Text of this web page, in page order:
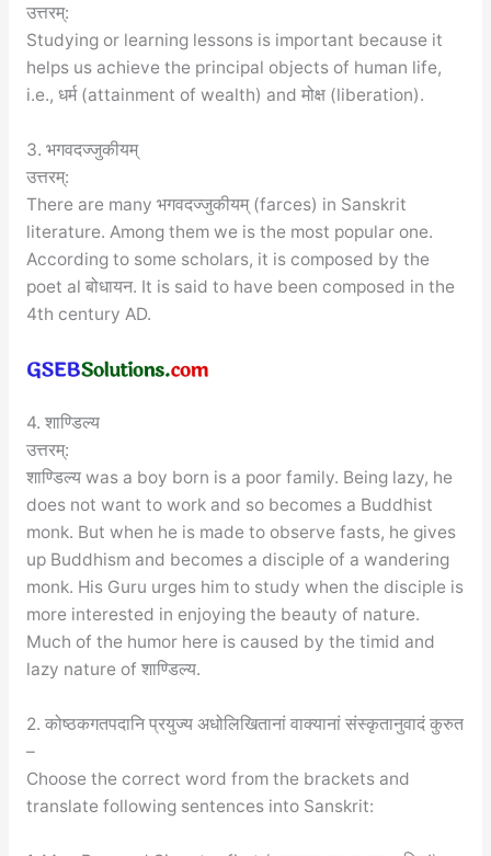
उत्तरम्:
Studying or learning lessons is important because it
helps us achieve the principal objects of human life,
i.e., धर्म (attainment of wealth) and मोक्ष (liberation).
3. भगवदज्जुकीयम्
उत्तरम्:
There are many भगवदज्जुकीयम् (farces) in Sanskrit
literature. Among them we is the most popular one.
According to some scholars, it is composed by the
poet al बोधायन. It is said to have been composed in the
4th century AD.
4. शाण्डिल्य
उत्तरम्:
शाण्डिल्य was a boy born is a poor family. Being lazy, he
does not want to work and so becomes a Buddhist
monk. But when he is made to observe fasts, he gives
up Buddhism and becomes a disciple of a wandering
monk. His Guru urges him to study when the disciple is
more interested in enjoying the beauty of nature.
Much of the humor here is caused by the timid and
lazy nature of शाण्डिल्य.
2. कोष्ठकगतपदानि प्रयुज्य अधोलिखितानां वाक्यानां संस्कृतानुवादं कुरुत
–
Choose the correct word from the brackets and
translate following sentences into Sanskrit: